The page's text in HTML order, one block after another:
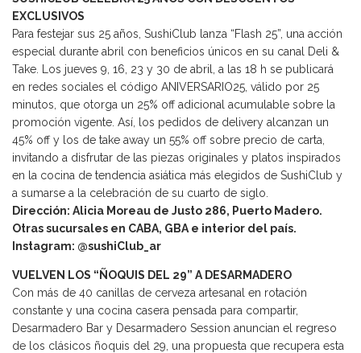
EXCLUSIVOS
Para festejar sus 25 años, SushiClub lanza “Flash 25”, una acción
especial durante abril con beneficios únicos en su canal Deli &
Take. Los jueves 9, 16, 23 y 30 de abril, a las 18 h se publicará
en redes sociales el código ANIVERSARIO25, válido por 25
minutos, que otorga un 25% off adicional acumulable sobre la
promoción vigente. Así, los pedidos de delivery alcanzan un
45% off y los de take away un 55% off sobre precio de carta,
invitando a disfrutar de las piezas originales y platos inspirados
en la cocina de tendencia asiática más elegidos de SushiClub y
a sumarse a la celebración de su cuarto de siglo.
Dirección: Alicia Moreau de Justo 286, Puerto Madero.
Otras sucursales en CABA, GBA e interior del país.
Instagram: @sushiClub_ar
VUELVEN LOS “ÑOQUIS DEL 29” A DESARMADERO
Con más de 40 canillas de cerveza artesanal en rotación
constante y una cocina casera pensada para compartir,
Desarmadero Bar y Desarmadero Session anuncian el regreso
de los clásicos ñoquis del 29, una propuesta que recupera esta